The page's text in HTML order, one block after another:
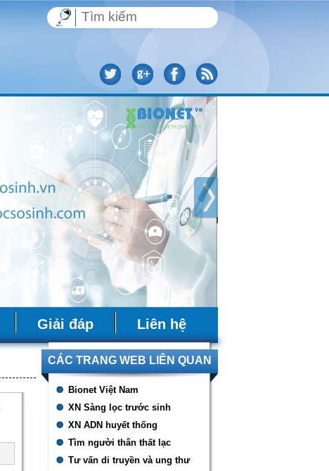
Giải đáp Liên hệ
CÁC TRANG WEB LIÊN QUAN
Bionet Việt Nam
XN Sàng lọc trước sinh
XN ADN huyết thống
Tìm người thân thất lạc
Tư vấn di truyền và ung thư